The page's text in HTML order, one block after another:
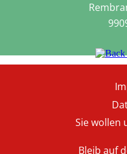
Sie wollen
Bleib auf